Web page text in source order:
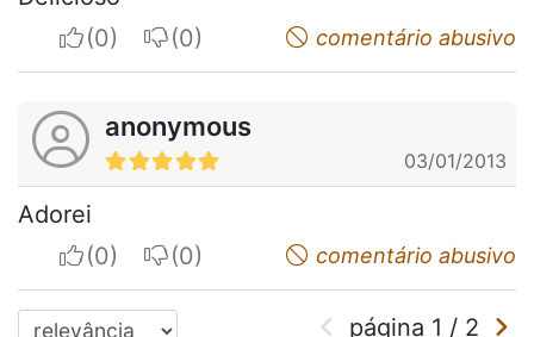
I apreciateI do not appreciatecomentário abusivo
anonymous
03/01/2013
Adorei
I apreciateI do not appreciatecomentário abusivo
página 1 / 2